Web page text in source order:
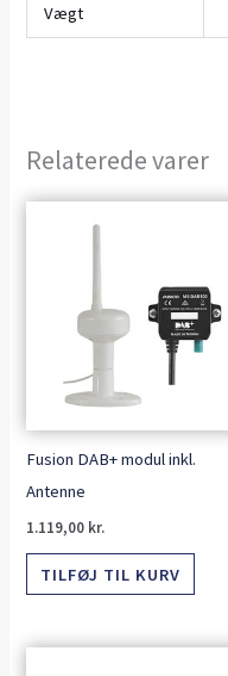
Vægt
Relaterede varer
Fusion DAB+ modul inkl.
Antenne
1.119,00 kr.
TILFØJ TIL KURV